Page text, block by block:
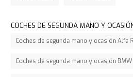
COCHES DE SEGUNDA MANO Y
Coches de segunda mano y ocasión Alfa
Coches de segunda mano y ocasión BMW